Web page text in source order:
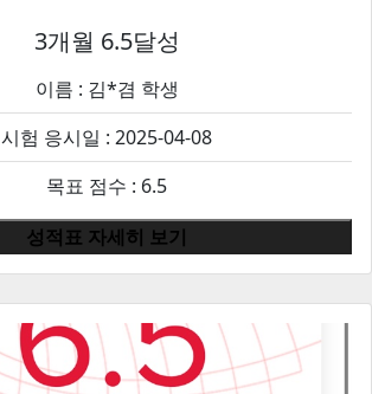
3개월 6.5달성
이름 : 김*겸 학생
시험 응시일 : 2025-04-08
목표 점수 : 6.5
성적표 자세히 보기